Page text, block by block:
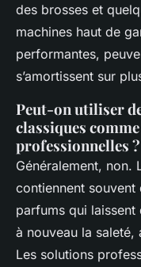
des brosses et
machines haut de
performantes,
s’amortissent sur
Peut-on utiliser
classiques
professionnelles ?
Généralement, non.
contiennent souvent
parfums qui laissent
à nouveau la saleté,
Les solutions